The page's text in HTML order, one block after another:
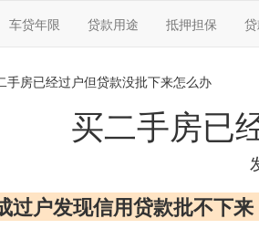
车贷年限 贷款用途 抵押担保
手房已经过户但贷款没批下来怎么办
买二手房已
过户发现信用贷款批不下